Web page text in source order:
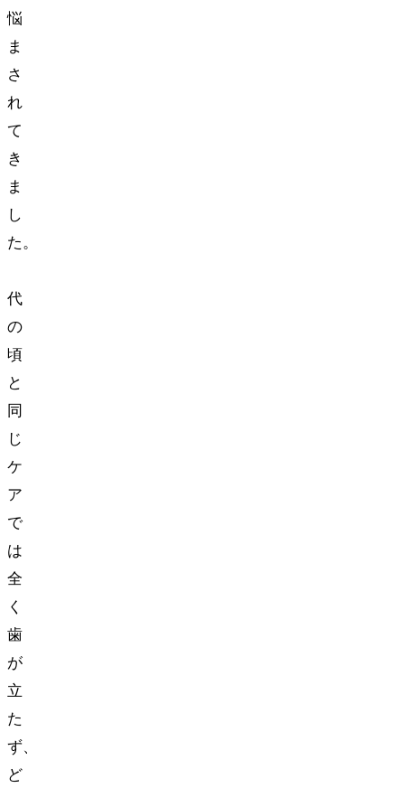
悩
ま
さ
れ
て
き
ま
し
た。
代
の
頃
と
同
じ
ケ
ア
で
は
全
く
歯
が
立
た
ず、
ど